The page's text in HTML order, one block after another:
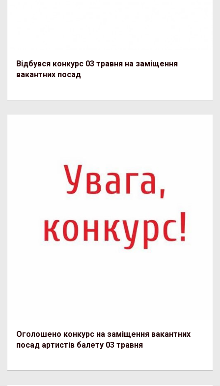
Відбувся конкурс 03 травня на заміщення
вакантних посад
Оголошено конкурс на заміщення вакантних
посад артистів балету 03 травня